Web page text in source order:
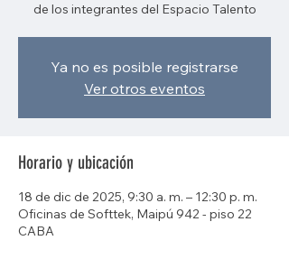
de los integrantes del Espacio Talento
Ya no es posible registrarse
Ver otros eventos
Horario y ubicación
18 de dic de 2025, 9:30 a. m. – 12:30 p. m.
Oficinas de Softtek, Maipú 942 - piso 22
CABA